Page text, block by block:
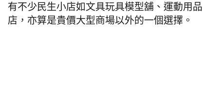
有不少民生小店如文具玩具模型舖、運動用品
店，亦算是貴價大型商場以外的一個選擇。